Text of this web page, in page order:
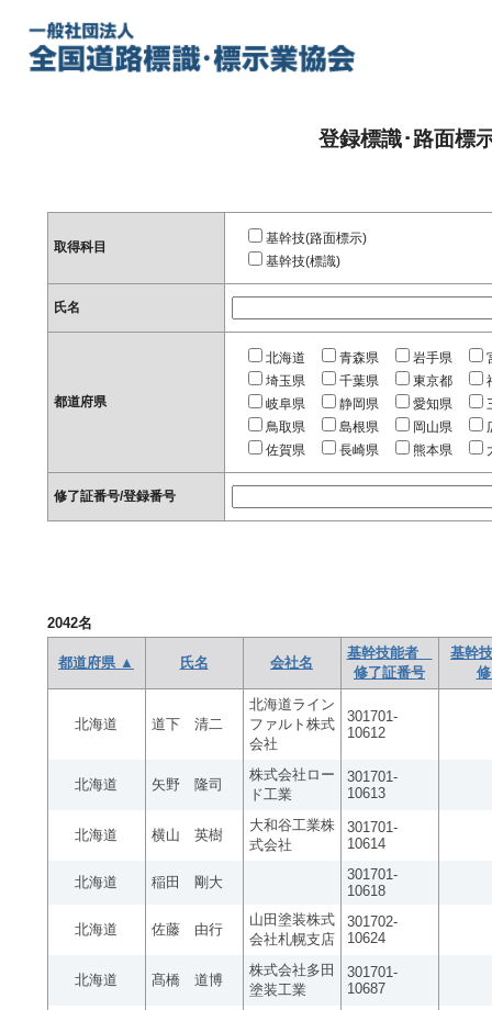
登録標識･路面標
取得科目
基幹技(路面標示)
基幹技(標識)
氏名
都道府県
北海道 青森県 岩手県
埼玉県
千葉県 東京都
岐阜県
静岡県 愛知県
鳥取県
島根県 岡山県
佐賀県
長崎県 熊本県
修了証番号/登録番号
2042名
都道府県 ▲ 氏名 会社名
基幹技能者
修了証番号
基幹
北海道 道下 清二
北海道ライン
ファルト株式
会社
301701-
10612
北海道 矢野 隆司
株式会社ロー
ド工業
301701-
10613
北海道 横山 英樹
大和谷工業株
式会社
301701-
10614
北海道 稲田 剛大
301701-
10618
北海道 佐藤 由行
山田塗装株式
会社札幌支店
301702-
10624
北海道 髙橋 道博
株式会社多田
塗装工業
301701-
10687